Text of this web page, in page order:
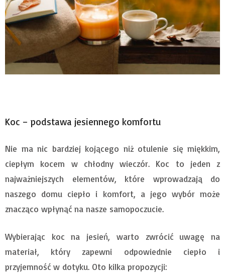
Koc – podstawa jesiennego komfortu
Nie ma nic bardziej kojącego niż otulenie się miękkim,
ciepłym kocem w chłodny wieczór. Koc to jeden z
najważniejszych elementów, które wprowadzają do
naszego domu ciepło i komfort, a jego wybór może
znacząco wpłynąć na nasze samopoczucie.
Wybierając koc na jesień, warto zwrócić uwagę na
materiał, który zapewni odpowiednie ciepło i
przyjemność w dotyku. Oto kilka propozycji: